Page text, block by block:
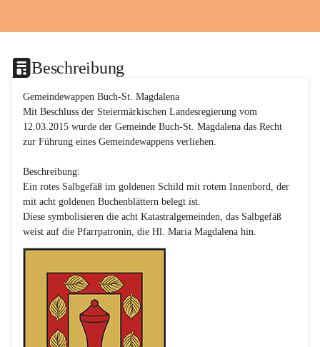
Beschreibung
Gemeindewappen Buch-St. Magdalena
Mit Beschluss der Steiermärkischen Landesregierung vom
12.03.2015 wurde der Gemeinde Buch-St. Magdalena das Recht
zur Führung eines Gemeindewappens verliehen.
Beschreibung:
Ein rotes Salbgefäß im goldenen Schild mit rotem Innenbord, der
mit acht goldenen Buchenblättern belegt ist.
Diese symbolisieren die acht Katastralgemeinden, das Salbgefäß